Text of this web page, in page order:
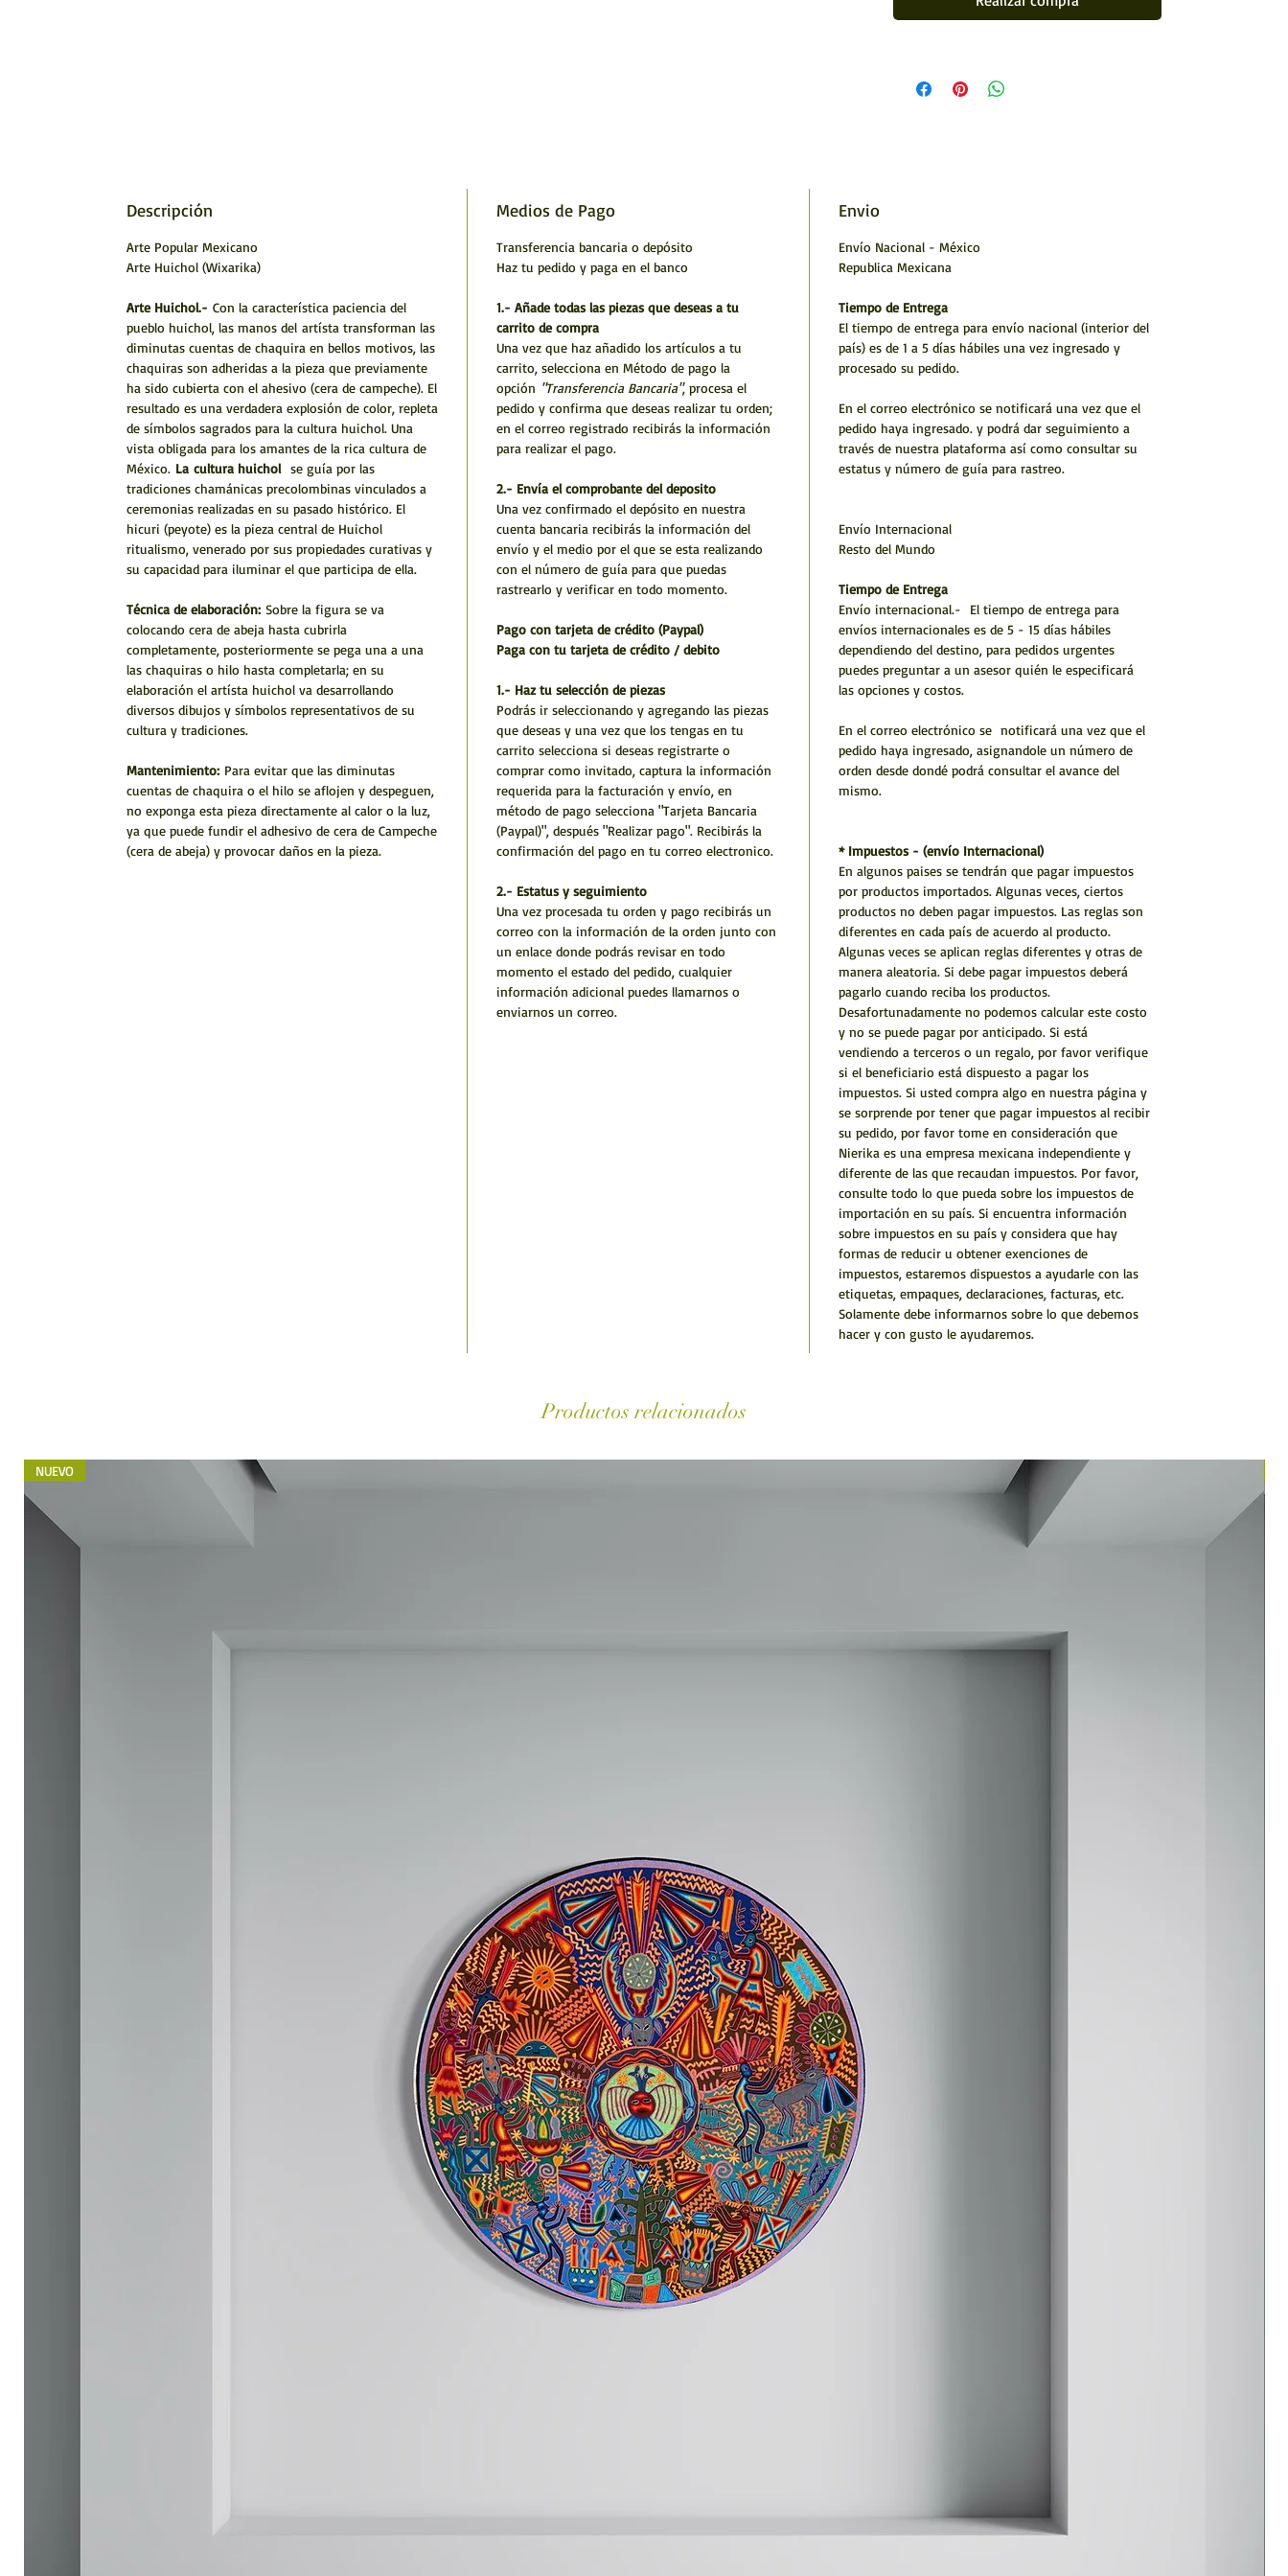
Hecho a mano por artístas Huicholes
ARTESANÍA HUICHOL
Descripción
Arte Popular Mexicano
Arte Huichol (Wixarika)
Arte Huichol.- Con la característica paciencia del
pueblo huichol, las manos del artísta transforman las
diminutas cuentas de chaquira en bellos motivos, las
chaquiras son adheridas a la pieza que previamente
ha sido cubierta con el ahesivo (cera de campeche). El
resultado es una verdadera explosión de color, repleta
de símbolos sagrados para la cultura huichol. Una
vista obligada para los amantes de la rica cultura de
México. La cultura huichol se guía por las
tradiciones chamánicas precolombinas vinculados a
ceremonias realizadas en su pasado histórico. El
hicuri (peyote) es la pieza central de Huichol
ritualismo, venerado por sus propiedades curativas y
su capacidad para iluminar el que participa de ella.
Técnica de elaboración: Sobre la figura se va
colocando cera de abeja hasta cubrirla
completamente, posteriormente se pega una a una
las chaquiras o hilo hasta completarla; en su
elaboración el artísta huichol va desarrollando
diversos dibujos y símbolos representativos de su
cultura y tradiciones.
Mantenimiento: Para evitar que las diminutas
cuentas de chaquira o el hilo se aflojen y despeguen,
no exponga esta pieza directamente al calor o la luz,
ya que puede fundir el adhesivo de cera de Campeche
(cera de abeja) y provocar daños en la pieza.
Medios de Pago
Transferencia bancaria o depósito
Haz tu pedido y paga en el banco
1.- Añade todas las piezas que deseas a tu
carrito de compra
Una vez que haz añadido los artículos a tu
carrito, selecciona en Método de pago la
opción "Transferencia Bancaria", procesa el
pedido y confirma que deseas realizar tu orden;
en el correo registrado recibirás la información
para realizar el pago.
2.- Envía el comprobante del deposito
Una vez confirmado el depósito en nuestra
cuenta bancaria recibirás la información del
envío y el medio por el que se esta realizando
con el número de guía para que puedas
rastrearlo y verificar en todo momento.
Pago con tarjeta de crédito (Paypal)
Paga con tu tarjeta de crédito / debito
1.- Haz tu selección de piezas
Podrás ir seleccionando y agregando las piezas
que deseas y una vez que los tengas en tu
carrito selecciona si deseas registrarte o
comprar como invitado, captura la información
requerida para la facturación y envío, en
método de pago selecciona "Tarjeta Bancaria
(Paypal)", después "Realizar pago". Recibirás la
confirmación del pago en tu correo electronico.
2.- Estatus y seguimiento
Una vez procesada tu orden y pago recibirás un
correo con la información de la orden junto con
un enlace donde podrás revisar en todo
momento el estado del pedido, cualquier
información adicional puedes llamarnos o
enviarnos un correo.
Envio
Envío Nacional - México
Republica Mexicana
Tiempo de Entrega
El tiempo de entrega para envío nacional (interior del
país) es de 1 a 5 días hábiles una vez ingresado y
procesado su pedido.
En el correo electrónico se notificará una vez que el
pedido haya ingresado. y podrá dar seguimiento a
través de nuestra plataforma así como consultar su
estatus y número de guía para rastreo.
Envío Internacional
Resto del Mundo
Tiempo de Entrega
Envío internacional.- El tiempo de entrega para
envíos internacionales es de 5 - 15 días hábiles
dependiendo del destino, para pedidos urgentes
puedes preguntar a un asesor quién le especificará
las opciones y costos.
En el correo electrónico se notificará una vez que el
pedido haya ingresado, asignandole un número de
orden desde dondé podrá consultar el avance del
mismo.
* Impuestos - (envío Internacional)
En algunos paises se tendrán que pagar impuestos
por productos importados. Algunas veces, ciertos
productos no deben pagar impuestos. Las reglas son
diferentes en cada país de acuerdo al producto.
Algunas veces se aplican reglas diferentes y otras de
manera aleatoria. Si debe pagar impuestos deberá
pagarlo cuando reciba los productos.
Desafortunadamente no podemos calcular este costo
y no se puede pagar por anticipado. Si está
vendiendo a terceros o un regalo, por favor verifique
si el beneficiario está dispuesto a pagar los
impuestos. Si usted compra algo en nuestra página y
se sorprende por tener que pagar impuestos al recibir
su pedido, por favor tome en consideración que
Nierika es una empresa mexicana independiente y
diferente de las que recaudan impuestos. Por favor,
consulte todo lo que pueda sobre los impuestos de
importación en su país. Si encuentra información
sobre impuestos en su país y considera que hay
formas de reducir u obtener exenciones de
impuestos, estaremos dispuestos a ayudarle con las
etiquetas, empaques, declaraciones, facturas, etc.
Solamente debe informarnos sobre lo que debemos
hacer y con gusto le ayudaremos.
Productos relacionados
NUEVO